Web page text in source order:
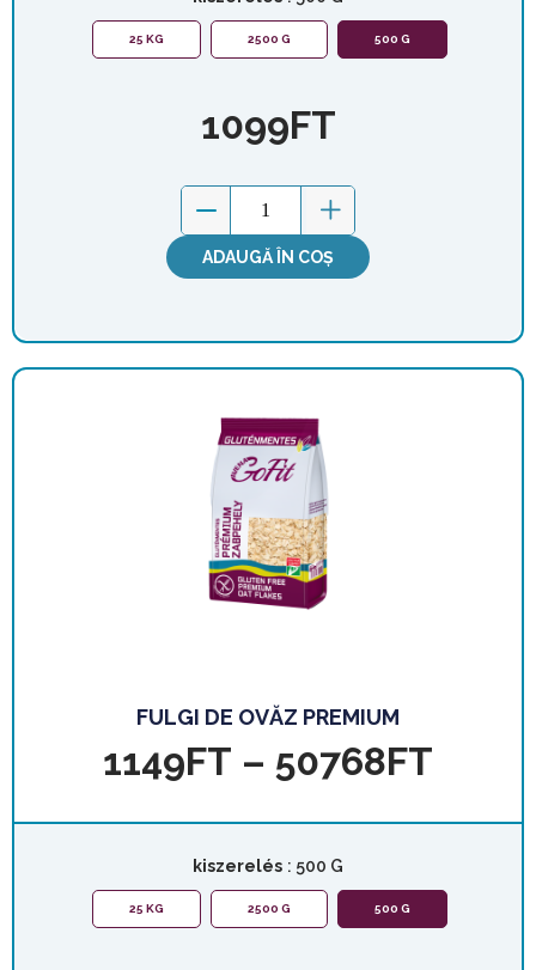
25 KG 2500 G 500 G
1099FT
ADAUGĂ ÎN COȘ
FULGI DE OVĂZ PREMIUM
1149FT – 50768FT
kiszerelés : 500 G
25 KG 2500 G 500 G